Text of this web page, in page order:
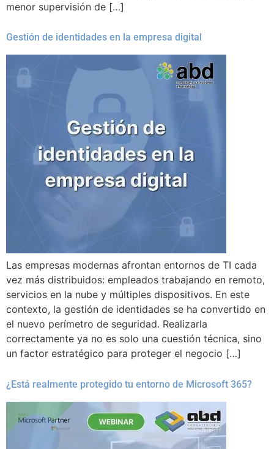
menor supervisión de […]
Gestión de identidades en la empresa digital
Las empresas modernas afrontan entornos de TI cada
vez más distribuidos: empleados trabajando en remoto,
servicios en la nube y múltiples dispositivos. En este
contexto, la gestión de identidades se ha convertido en
el nuevo perímetro de seguridad. Realizarla
correctamente ya no es solo una cuestión técnica, sino
un factor estratégico para proteger el negocio […]
¿Está realmente protegido tu entorno de Microsoft 365?